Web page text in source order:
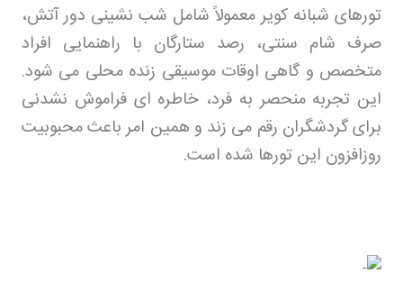
تورهای شبانه کویر معمولاً شامل شب نشینی دور آتش،
صرف شام سنتی، رصد ستارگان با راهنمایی افراد
متخصص و گاهی اوقات موسیقی زنده محلی می شود.
این تجربه منحصر به فرد، خاطره ای فراموش نشدنی
برای گردشگران رقم می زند و همین امر باعث محبوبیت
روزافزون این تورها شده است.